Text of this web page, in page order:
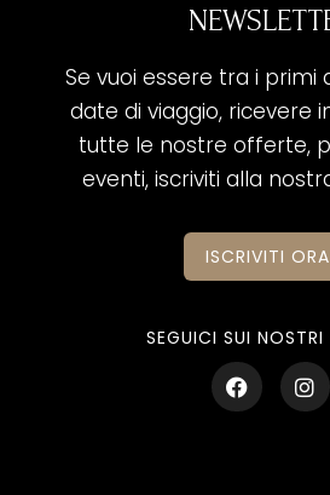
Se vuoi essere tra i primi
date di viaggio, ricevere
tutte le nostre offerte,
eventi, iscriviti alla
ISCRIVITI
SEGUICI SUI